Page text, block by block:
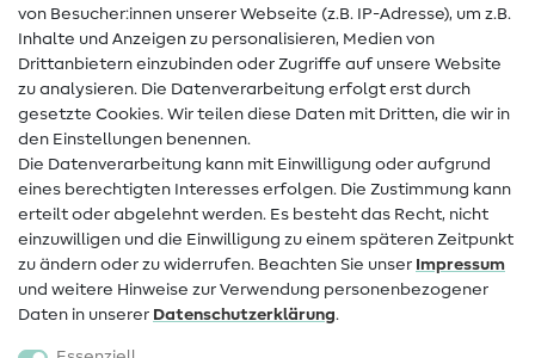
Hilfe & Kontakt
Kontakt
Infos zum Betreiberwechsel
Widerrufsrecht
Beliebt
Stoffe
von Besucher:innen unserer Webseite (z.B. IP-Adresse), um z.B.
Inhalte und Anzeigen zu personalisieren, Medien von
Drittanbietern einzubinden oder Zugriffe auf unsere Website
zu analysieren. Die Datenverarbeitung erfolgt erst durch
gesetzte Cookies. Wir teilen diese Daten mit Dritten, die wir in
den Einstellungen benennen.
Die Datenverarbeitung kann mit Einwilligung oder aufgrund
eines berechtigten Interesses erfolgen. Die Zustimmung kann
erteilt oder abgelehnt werden. Es besteht das Recht, nicht
einzuwilligen und die Einwilligung zu einem späteren Zeitpunkt
zu ändern oder zu widerrufen. Beachten Sie unser Impressum
und weitere Hinweise zur Verwendung personenbezogener
Daten in unserer Daten­schutz­erklärung.